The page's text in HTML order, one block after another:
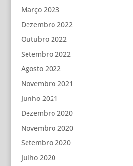
Março 2023
Dezembro 2022
Outubro 2022
Setembro 2022
Agosto 2022
Novembro 2021
Junho 2021
Dezembro 2020
Novembro 2020
Setembro 2020
Julho 2020